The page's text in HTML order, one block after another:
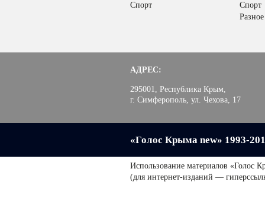
Спорт
Спорт
Разное
АДРЕС:
295001, Республика Крым,
г. Симферополь, ул. Чехова, 17
«Голос Крыма new» 1993-
Использование материалов «Голос
(для интернет-изданий —